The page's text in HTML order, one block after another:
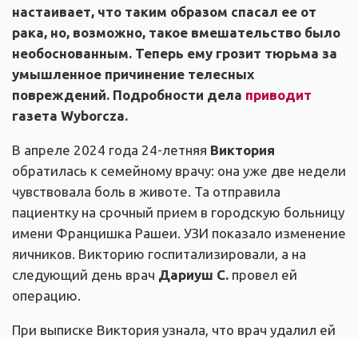
настаивает, что таким образом спасал ее от
рака, но, возможно, такое вмешательство было
необоснованным. Теперь ему грозит тюрьма за
умышленное причинение телесных
повреждений. Подробности дела приводит
газета Wyborcza.
В апреле 2024 года 24-летняя Виктория
обратилась к семейному врачу: она уже две недели
чувствовала боль в животе. Та отправила
пациентку на срочный прием в городскую больницу
имени Францишка Рашеи. УЗИ показало изменение
яичников. Викторию госпитализировали, а на
следующий день врач Дариуш С. провел ей
операцию.
При выписке Виктория узнала, что врач удалил ей